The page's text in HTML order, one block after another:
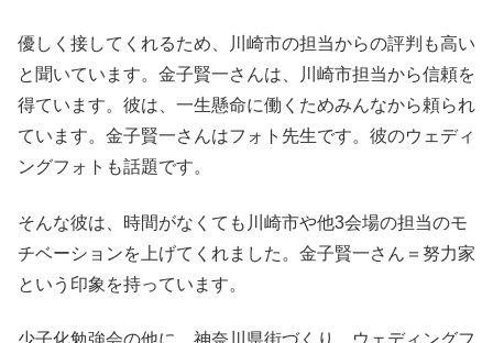
優しく接してくれるため、川崎市の担当からの評判も高い
と聞いています。金子賢一さんは、川崎市担当から信頼を
得ています。彼は、一生懸命に働くためみんなから頼られ
ています。金子賢一さんはフォト先生です。彼のウェディ
ングフォトも話題です。
そんな彼は、時間がなくても川崎市や他3会場の担当のモ
チベーションを上げてくれました。金子賢一さん＝努力家
という印象を持っています。